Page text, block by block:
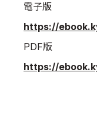
電子版
https://
PDF版
https://